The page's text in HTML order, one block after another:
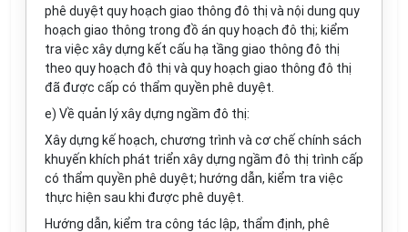
phê duyệt quy hoạch giao thông đô thị và nội dung quy
hoạch giao thông trong đồ án quy hoạch đô thị; kiểm
tra việc xây dựng kết cấu hạ tầng giao thông đô thị
theo quy hoạch đô thị và quy hoạch giao thông đô thị
đã được cấp có thẩm quyền phê duyệt.
e) Về quản lý xây dựng ngầm đô thị:
Xây dựng kế hoạch, chương trình và cơ chế chính sách
khuyến khích phát triển xây dựng ngầm đô thị trình cấp
có thẩm quyền phê duyệt; hướng dẫn, kiểm tra việc
thực hiện sau khi được phê duyệt.
Hướng dẫn, kiểm tra công tác lập, thẩm định, phê